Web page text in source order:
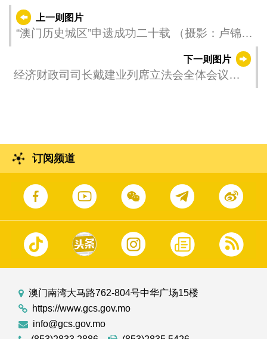
上一则图片
“澳门历史城区”申遗成功二十载 （摄影：卢锦
下一则图片
经济财政司司长戴建业列席立法会全体会议，
订阅频道
澳门南湾大马路762-804号中华广场15楼
https://www.gcs.gov.mo
info@gcs.gov.mo